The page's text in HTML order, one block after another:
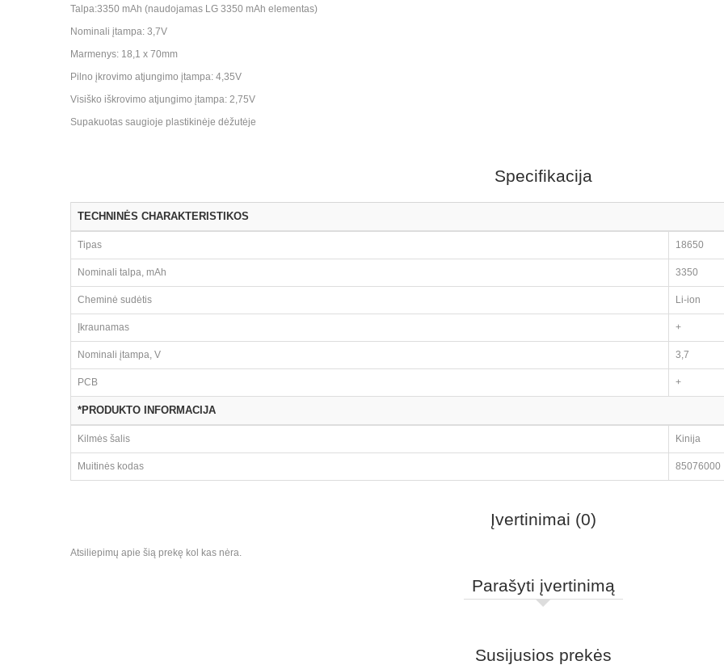
Talpa:3350 mAh (naudojamas LG 3350 mAh elementas)
Nominali įtampa: 3,7V
Marmenys: 18,1 x 70mm
Pilno įkrovimo atjungimo įtampa: 4,35V
Visiško iškrovimo atjungimo įtampa: 2,75V
Supakuotas saugioje plastikinėje dėžutėje
Specifikacija
TECHNINĖS CHARAKTERISTIKOS
Tipas 18650
Nominali talpa, mAh 3350
Cheminė sudėtis Li-ion
Įkraunamas +
Nominali įtampa, V 3,7
PCB +
*PRODUKTO INFORMACIJA
Kilmės šalis Kinija
Muitinės kodas 85076000
Įvertinimai (0)
Atsiliepimų apie šią prekę kol kas nėra.
Parašyti įvertinimą
Susijusios prekės